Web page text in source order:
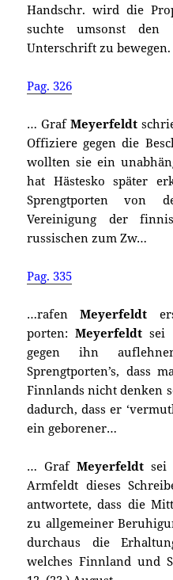
Handschr. wird die
suchte umsonst den
Unterschrift zu
Pag. 326
… Graf Meyerfeldt
Offiziere gegen die
wollten sie ein
hat Hästesko später
Sprengtporten von
Vereinigung der
russischen zum Zw…
Pag. 335
…rafenMeyerfeldt
porten:Meyerfeldt sei
gegen ihn
Sprengtporten’s, dass
Finnlands nicht denken
dadurch, dass er
ein geborener…
… GrafMeyerfeldt sei
Armfeldt dieses
antwortete, dass die
zu allgemeiner
durchaus die
welches Finnland und